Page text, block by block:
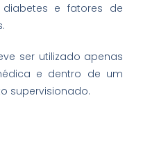
e fatores de
ser utilizado apenas
e dentro de um
supervisionado.